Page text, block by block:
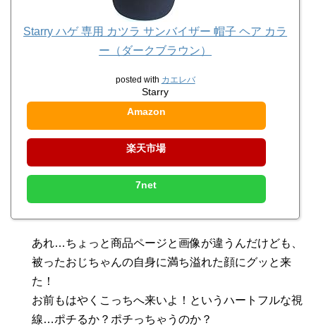
Starry ハゲ 専用 カツラ サンバイザー 帽子 ヘア カラ
ー（ダークブラウン）
posted with カエレバ
Starry
Amazon
楽天市場
7net
あれ…ちょっと商品ページと画像が違うんだけども、
被ったおじちゃんの自身に満ち溢れた顔にグッと来
た！
お前もはやくこっちへ来いよ！というハートフルな視
線…ポチるか？ポチっちゃうのか？